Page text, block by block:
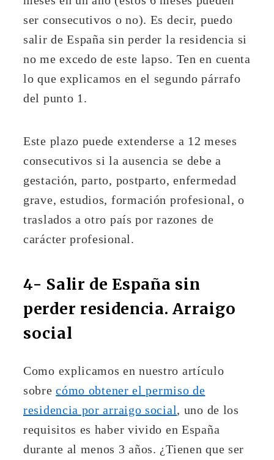
ser consecutivos o no). Es decir, puedo
salir de España sin perder la residencia si
no me excedo de este lapso. Ten en cuenta
lo que explicamos en el segundo párrafo
del punto 1.
Este plazo puede extenderse a 12 meses
consecutivos si la ausencia se debe a
gestación, parto, postparto, enfermedad
grave, estudios, formación profesional, o
traslados a otro país por razones de
carácter profesional.
4- Salir de España sin
perder residencia. Arraigo
social
Como explicamos en nuestro artículo
sobrecómo obtener el permiso de
residencia por arraigo social, uno de los
requisitos es haber vivido en España
durante al menos 3 años. ¿Tienen que ser